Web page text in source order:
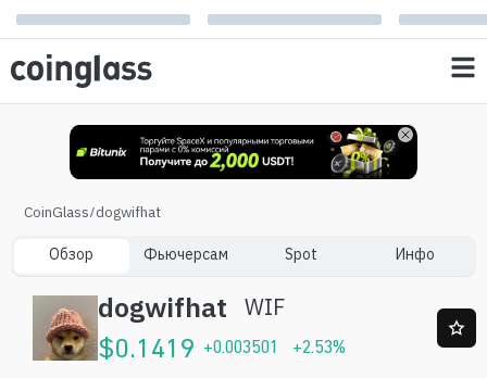
CoinGlass/dogwifhat
Обзор Фьючерсам Spot Инфо
dogwifhat WIF
$0.1419 +0.003501 +2.53%